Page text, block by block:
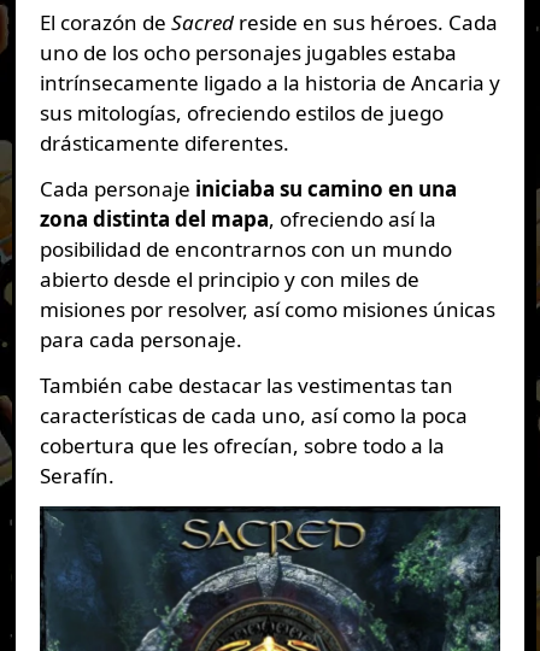
El corazón de Sacredreside en sus héroes. Cada
uno de los ocho personajes jugables estaba
intrínsecamente ligado a la historia de Ancaria y
sus mitologías, ofreciendo estilos de juego
drásticamente diferentes.
Cada personaje iniciaba su camino en una
zona distinta del mapa, ofreciendo así la
posibilidad de encontrarnos con un mundo
abierto desde el principio y con miles de
misiones por resolver, así como misiones únicas
para cada personaje.
También cabe destacar las vestimentas tan
características de cada uno, así como la poca
cobertura que les ofrecían, sobre todo a la
Serafín.